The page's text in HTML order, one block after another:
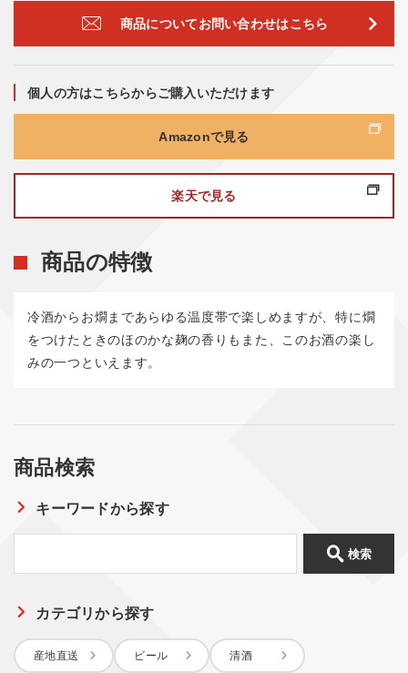
商品についてお問い合わせはこちら
個人の方はこちらからご購入いただけます
Amazonで見る
楽天で見る
商品の特徴
冷酒からお燗まであらゆる温度帯で楽しめますが、特に燗
をつけたときのほのかな麹の香りもまた、このお酒の楽し
みの一つといえます。
商品検索
キーワードから探す
検索
カテゴリから探す
産地直送 ビール 清酒